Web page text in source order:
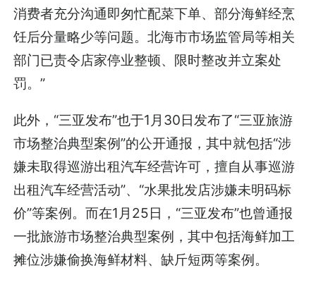
消费者充分沟通即匆忙配菜下单、部分海鲜经烹
饪后分量略少等问题。北海市市场监管局等相关
部门已责令店家停业整顿、限时整改并立案处
罚。”
此外，“三亚发布”也于1月30日发布了“三亚旅游
市场整治典型案例”的公开通报，其中就包括“涉
嫌未取得巡游出租汽车经营许可，擅自从事巡游
出租汽车经营活动”、“水果批发店涉嫌未明码标
价”等案例。而在1月25日，“三亚发布”也曾通报
一批旅游市场整治典型案例，其中包括海鲜加工
摊位涉嫌偷换海鲜材料、缺斤短两等案例。